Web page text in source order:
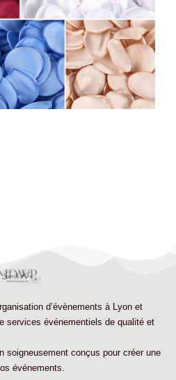
d’évènements à Lyon et
services événementiels de qualité et
soigneusement conçus pour créer une
événements.